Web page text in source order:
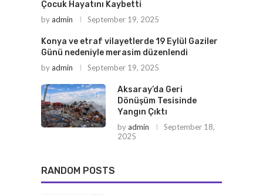
Çocuk Hayatını Kaybetti
byadmin September 19, 2025
Konya ve etraf vilayetlerde 19 Eylül Gaziler
Günü nedeniyle merasim düzenlendi
byadmin September 19, 2025
Aksaray’da Geri
Dönüşüm Tesisinde
Yangın Çıktı
byadmin
September 18,
2025
RANDOM POSTS